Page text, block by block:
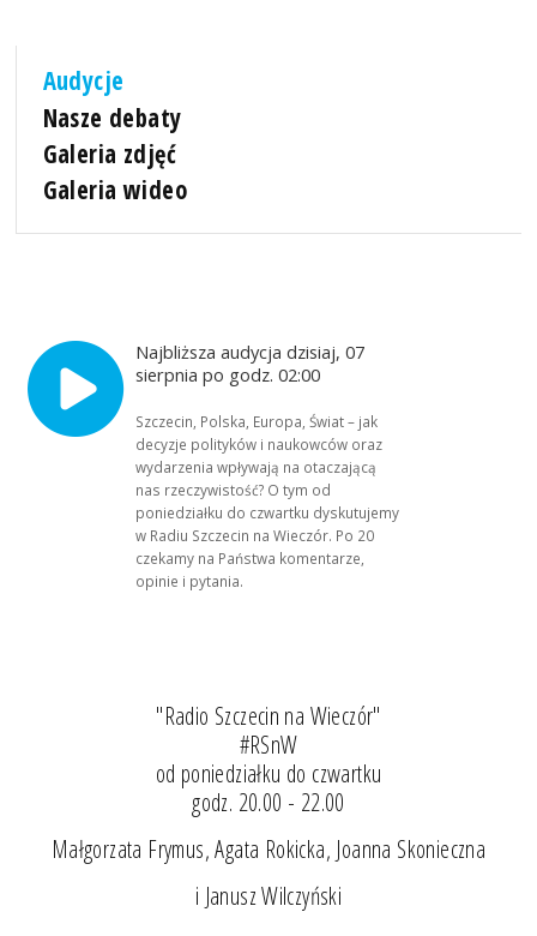
Audycje
Nasze debaty
Galeria zdjęć
Galeria wideo
Najbliższa audycja dzisiaj, 07
sierpnia po godz. 02:00
Szczecin, Polska, Europa, Świat – jak
decyzje polityków i naukowców oraz
wydarzenia wpływają na otaczającą
nas rzeczywistość? O tym od
poniedziałku do czwartku dyskutujemy
w Radiu Szczecin na Wieczór. Po 20
czekamy na Państwa komentarze,
opinie i pytania.
"Radio Szczecin na Wieczór"
#RSnW
od poniedziałku do czwartku
godz. 20.00 - 22.00
Małgorzata Frymus, Agata Rokicka, Joanna Skonieczna
i Janusz Wilczyński